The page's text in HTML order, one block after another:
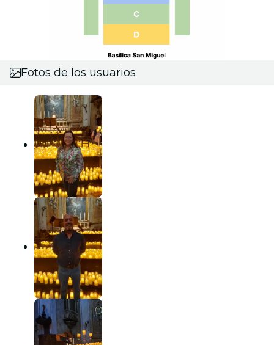
Fotos de los usuarios